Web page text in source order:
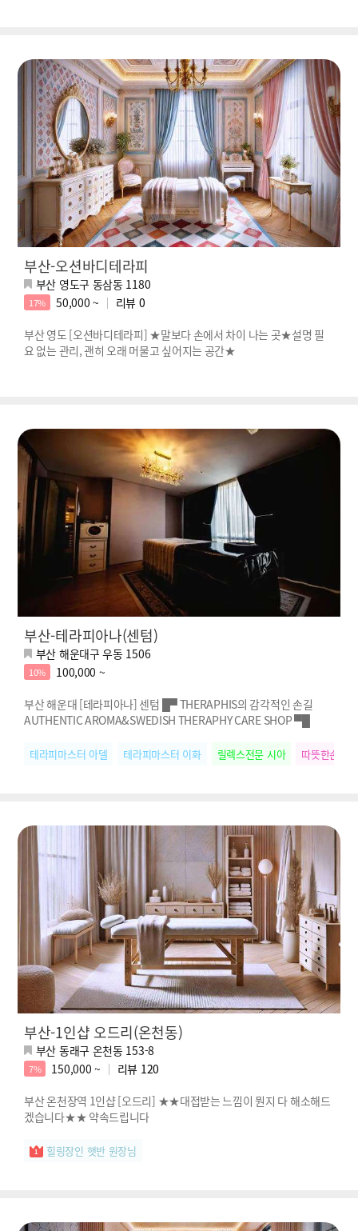
부산-오션바디테라피
부산 영도구 동삼동 1180
17% 50,000 ~ 리뷰 0
부산 영도 [오션바디테라피] ★말보다 손에서 차이 나는 곳★설명 필
요 없는 관리, 괜히 오래 머물고 싶어지는 공간★
부산-테라피아나(센텀)
부산 해운대구 우동 1506
10%
100,000 ~
부산 해운대 [테라피아나] 센텀 █▀ THERAPHIS의 감각적인 손길
AUTHENTIC AROMA&SWEDISH THERAPHY CARE SHOP ▀█
테라피마스터 아델 테라피마스터 이화 릴렉스전문 시아 따뜻한손길
부산-1인샵 오드리(온천동)
부산 동래구 온천동 153-8
7% 150,000 ~ 리뷰 120
부산 온천장역 1인샵 [오드리] ★★대접받는 느낌이 뭔지 다 해소해드
겠습니다★★ 약속드립니다
힐링장인 햇반 원장님